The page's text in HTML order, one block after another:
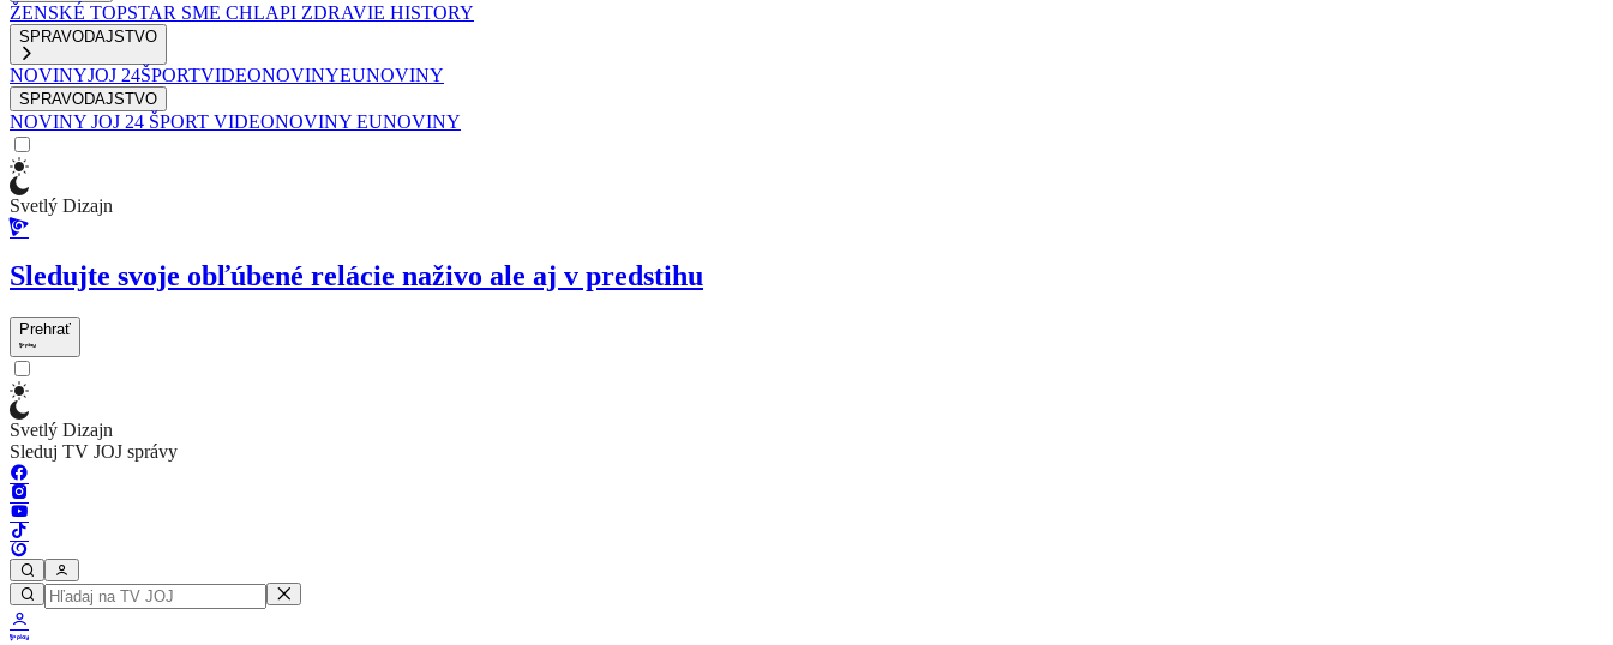
ŽENSKÉ TOPSTAR SME CHLAPI ZDRAVIE HISTORY
SPRAVODAJSTVO
NOVINYJOJ 24ŠPORTVIDEONOVINYEUNOVINY
SPRAVODAJSTVO
NOVINY JOJ 24 ŠPORT VIDEONOVINY EUNOVINY
Svetlý Dizajn
Sledujte svoje obľúbené relácie naživo ale aj v predstihu
Prehrať
Svetlý Dizajn
Sleduj TV JOJ správy